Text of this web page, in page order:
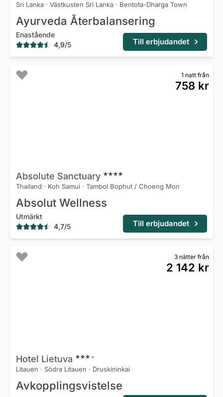
Sri Lanka · Västkusten Sri Lanka · Bentota-Dharga Town
Ayurveda Återbalansering
Enastående
4,9/5 Till erbjudandet
1 natt från
758 kr
Absolute Sanctuary
Thailand · Koh Samui · Tambol Bophut / Choeng Mon
Absolut Wellness
Utmärkt
4,7/5 Till erbjudandet
3 nätter från
2 142 kr
Hotel Lietuva +
Litauen · Södra Litauen · Druskininkai
Avkopplingsvistelse